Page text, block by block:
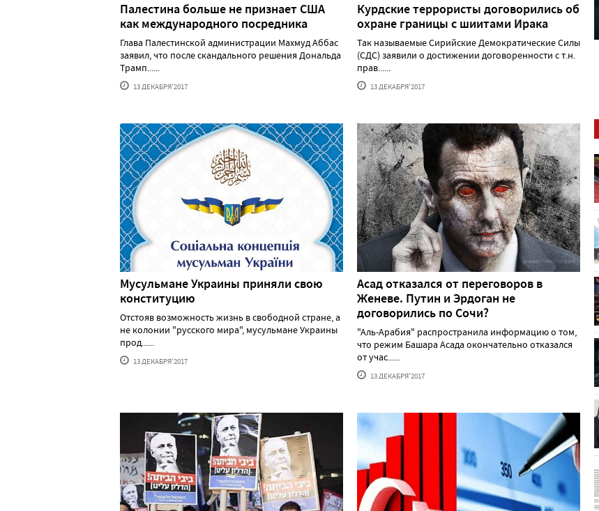
Палестина больше не признает США
как международного посредника
Глава Палестинской администрации Махмуд Аббас
заявил, что после скандального решения Дональда
Трамп......
13 ДЕКАБРЯ'2017
Курдские террористы договорились об
охране границы с шиитами Ирака
Так называемые Сирийские Демократические Силы
(СДС) заявили о достижении договоренности с т.н.
прав......
13 ДЕКАБРЯ'2017
Мусульмане Украины приняли свою
конституцию
Отстояв возможность жизнь в свободной стране, а
не колонии "русского мира", мусульмане Украины
прод......
13 ДЕКАБРЯ'2017
Асад отказался от переговоров в
Женеве. Путин и Эрдоган не
договорились по Сочи?
"Аль-Арабия" распространила информацию о том,
что режим Башара Асада окончательно отказался
от учас......
13 ДЕКАБРЯ'2017